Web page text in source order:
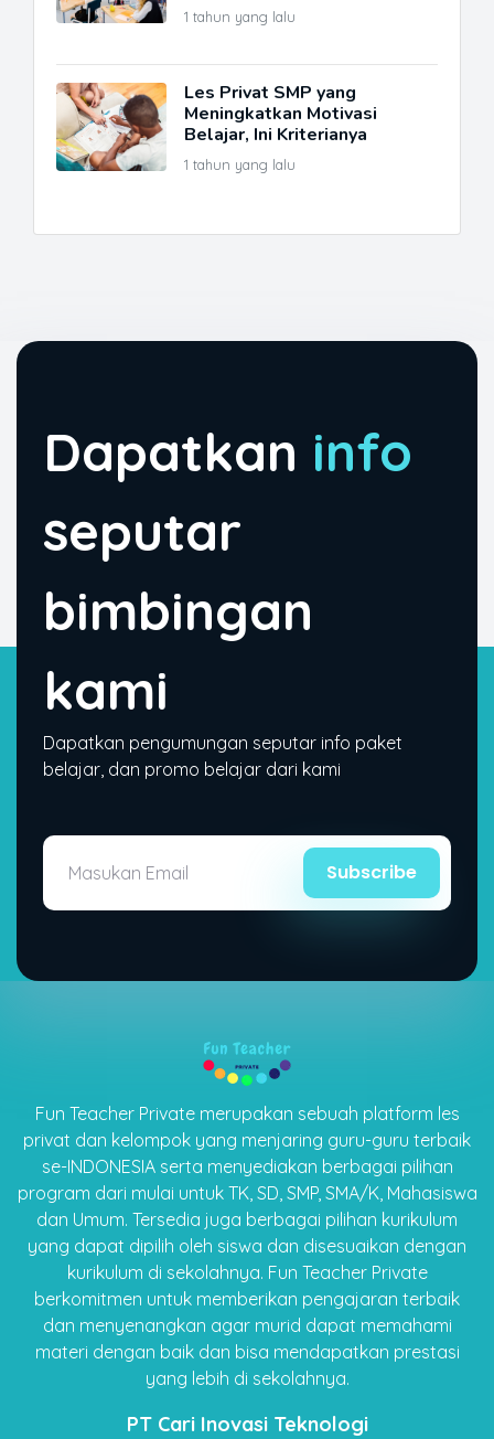
1 tahun yang lalu
Les Privat SMP yang
Meningkatkan Motivasi
Belajar, Ini Kriterianya
1 tahun yang lalu
Dapatkan info
seputar
bimbingan
kami
Dapatkan pengumungan seputar info paket
belajar, dan promo belajar dari kami
Subscribe
Fun Teacher Private merupakan sebuah platform les
privat dan kelompok yang menjaring guru-guru terbaik
se-INDONESIA serta menyediakan berbagai pilihan
program dari mulai untuk TK, SD, SMP, SMA/K, Mahasiswa
dan Umum. Tersedia juga berbagai pilihan kurikulum
yang dapat dipilih oleh siswa dan disesuaikan dengan
kurikulum di sekolahnya. Fun Teacher Private
berkomitmen untuk memberikan pengajaran terbaik
dan menyenangkan agar murid dapat memahami
materi dengan baik dan bisa mendapatkan prestasi
yang lebih di sekolahnya.
PT Cari Inovasi Teknologi